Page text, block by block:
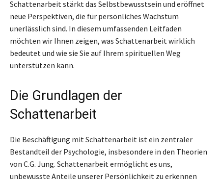
Schattenarbeit stärkt das Selbstbewusstsein und eröffnet
neue Perspektiven, die für persönliches Wachstum
unerlässlich sind. In diesem umfassenden Leitfaden
möchten wir Ihnen zeigen, was Schattenarbeit wirklich
bedeutet und wie sie Sie auf Ihrem spirituellen Weg
unterstützen kann.
Die Grundlagen der
Schattenarbeit
Die Beschäftigung mit Schattenarbeit ist ein zentraler
Bestandteil der Psychologie, insbesondere in den Theorien
von C.G. Jung. Schattenarbeit ermöglicht es uns,
unbewusste Anteile unserer Persönlichkeit zu erkennen